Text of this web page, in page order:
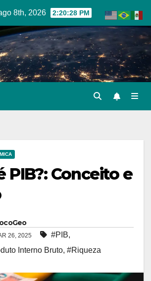
8th, 2026 2:20:29 PM
PIB?: Conceito e
26, 2025 #PIB,
Interno Bruto, #Riqueza